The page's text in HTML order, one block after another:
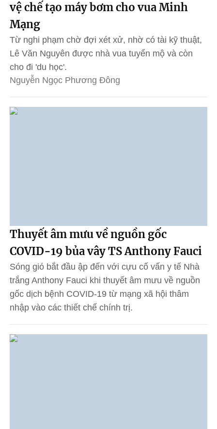
vệ chế tạo máy bơm cho vua Minh
Mạng
Từ nghi phạm chờ đợi xét xử, nhờ có tài kỹ thuật,
Lê Văn Nguyên được nhà vua tuyển mộ và còn
cho đi 'du học'.
Nguyễn Ngọc Phương Đông
Thuyết âm mưu về nguồn gốc
COVID-19 bủa vây TS Anthony Fauci
Sóng gió bắt đầu ập đến với cựu cố vấn y tế Nhà
trắng Anthony Fauci khi thuyết âm mưu về nguồn
gốc dịch bệnh COVID-19 từ mạng xã hội thâm
nhập vào các thiết chế chính trị.